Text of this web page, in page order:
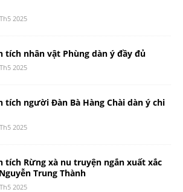
2025
tích nhân vật Phùng dàn ý đầy đủ
2025
tích người Đàn Bà Hàng Chài dàn ý chi
2025
tích Rừng xà nu truyện ngắn xuất xắc
Trung Thành
2025